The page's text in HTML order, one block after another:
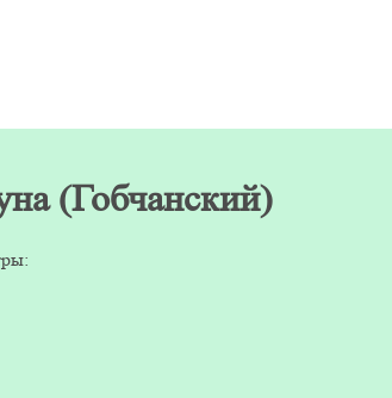
(Гобчанский)